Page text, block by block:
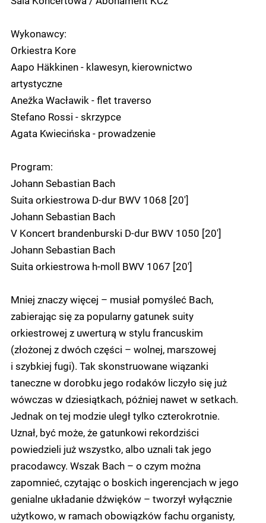
Wykonawcy:
Orkiestra Kore
Aapo Häkkinen - klawesyn, kierownictwo
artystyczne
Anežka Wacławik - flet traverso
Stefano Rossi - skrzypce
Agata Kwiecińska - prowadzenie
Program:
Johann Sebastian Bach
Suita orkiestrowa D-dur BWV 1068 [20']
Johann Sebastian Bach
V Koncert brandenburski D-dur BWV 1050 [20']
Johann Sebastian Bach
Suita orkiestrowa h-moll BWV 1067 [20']
Mniej znaczy więcej – musiał pomyśleć Bach,
zabierając się za popularny gatunek suity
orkiestrowej z uwerturą w stylu francuskim
(złożonej z dwóch części – wolnej, marszowej
i szybkiej fugi). Tak skonstruowane wiązanki
taneczne w dorobku jego rodaków liczyło się już
wówczas w dziesiątkach, później nawet w setkach.
Jednak on tej modzie uległ tylko czterokrotnie.
Uznał, być może, że gatunkowi rekordziści
powiedzieli już wszystko, albo uznali tak jego
pracodawcy. Wszak Bach – o czym można
zapomnieć, czytając o boskich ingerencjach w jego
genialne układanie dźwięków – tworzył wyłącznie
użytkowo, w ramach obowiązków fachu organisty,